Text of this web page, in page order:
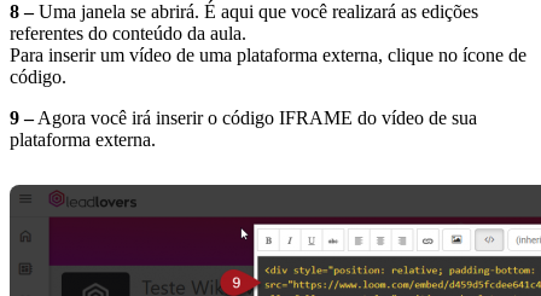
8 –Uma janela se abrirá. É aqui que você realizará as edições
referentes do conteúdo da aula.
Para inserir um vídeo de uma plataforma externa, clique no ícone de
código.
9 –Agora você irá inserir o código IFRAME do vídeo de sua
plataforma externa.